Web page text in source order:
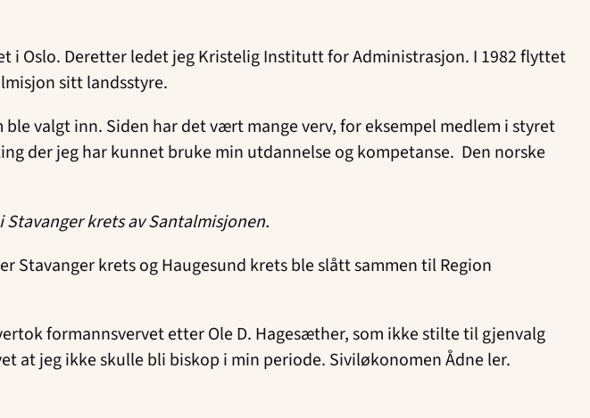
i Oslo. Deretter ledet jeg Kristelig Institutt for Administrasjon. I 1982 flyttet
sitt landsstyre.
valgt inn. Siden har det vært mange verv, for eksempel medlem i styret
der jeg har kunnet bruke min utdannelse og kompetanse. Den norske
krets av Santalmisjonen.
Stavanger krets og Haugesund krets ble slått sammen til Region
formannsvervet etter Ole D. Hagesæther, som ikke stilte til gjenvalg
at jeg ikke skulle bli biskop i min periode. Siviløkonomen Ådne ler.